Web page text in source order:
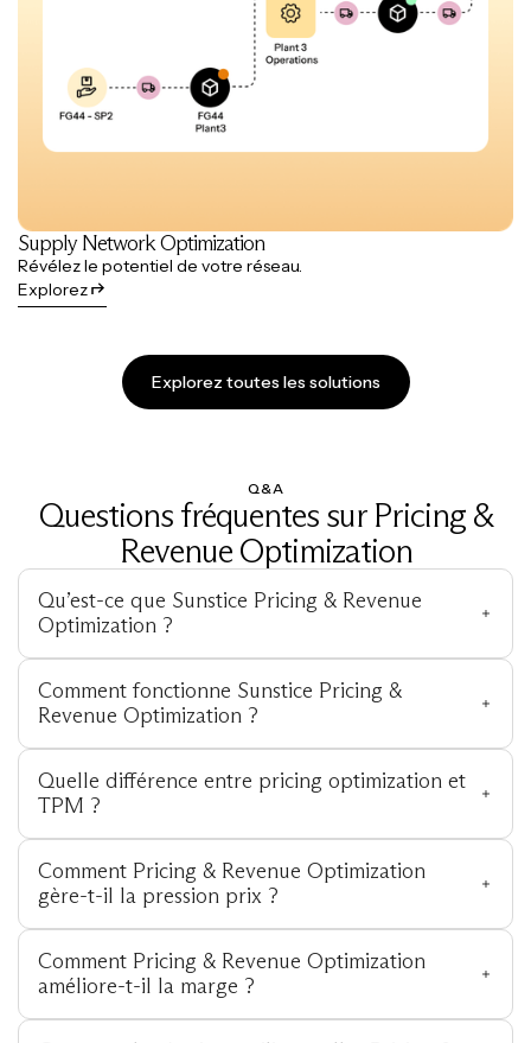
Supply Network Optimization
Révélez le potentiel de votre réseau.
Explorez
Explorez toutes les solutions
Q&A
Questions fréquentes sur Pricing &
Revenue Optimization
Qu’est-ce que Sunstice Pricing & Revenue
Optimization ?
Comment fonctionne Sunstice Pricing &
Revenue Optimization ?
Quelle différence entre pricing optimization et
TPM ?
Comment Pricing & Revenue Optimization
gère-t-il la pression prix ?
Comment Pricing & Revenue Optimization
améliore-t-il la marge ?